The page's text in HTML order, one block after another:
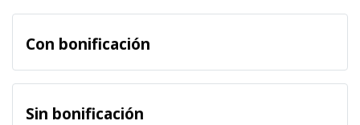
Con bonificación
Sin bonificación